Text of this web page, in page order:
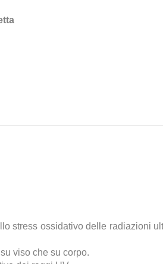
stress ossidativo delle radiazioni
viso che su corpo.